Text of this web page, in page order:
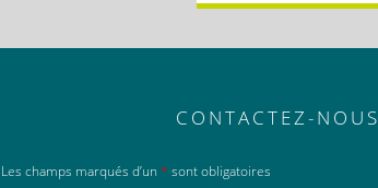
CONTACTEZ-NOUS
Les champs marqués d’un * sont obligatoires